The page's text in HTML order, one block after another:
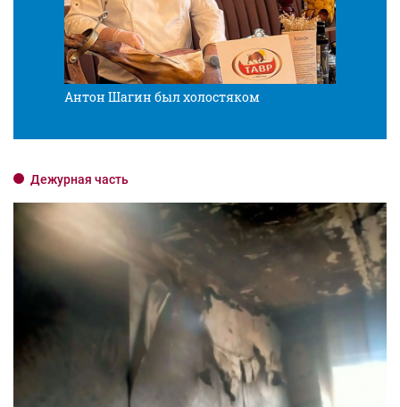
Антон Шагин был холостяком
Дежурная часть